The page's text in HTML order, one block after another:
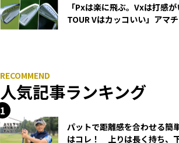
「Pxは楽に飛ぶ。Vxは打感が
TOUR Vはカッコいい」アマ
人気記事ランキング
パットで距離感を合わせる簡
はコレ！ 上りは長く持ち、